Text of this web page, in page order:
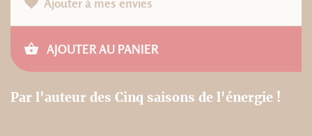
Ajouter à mes envies
AJOUTER AU PANIER
Par l'auteur des Cinq saisons de l'énergie !